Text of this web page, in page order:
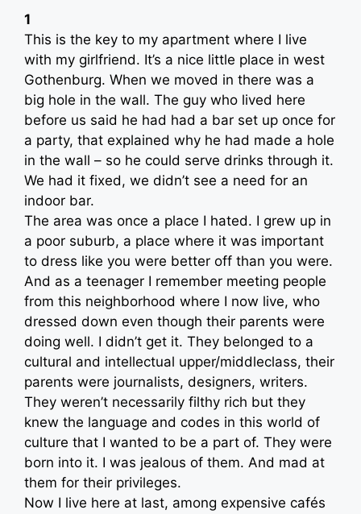
1
This is the key to my apartment where I live
with my girlfriend. It’s a nice little place in west
Gothenburg. When we moved in there was a
big hole in the wall. The guy who lived here
before us said he had had a bar set up once for
a party, that explained why he had made a hole
in the wall – so he could serve drinks through it.
We had it fixed, we didn’t see a need for an
indoor bar.
The area was once a place I hated. I grew up in
a poor suburb, a place where it was important
to dress like you were better off than you were.
And as a teenager I remember meeting people
from this neighborhood where I now live, who
dressed down even though their parents were
doing well. I didn’t get it. They belonged to a
cultural and intellectual upper/middleclass, their
parents were journalists, designers, writers.
They weren’t necessarily filthy rich but they
knew the language and codes in this world of
culture that I wanted to be a part of. They were
born into it. I was jealous of them. And mad at
them for their privileges.
Now I live here at last, among expensive cafés